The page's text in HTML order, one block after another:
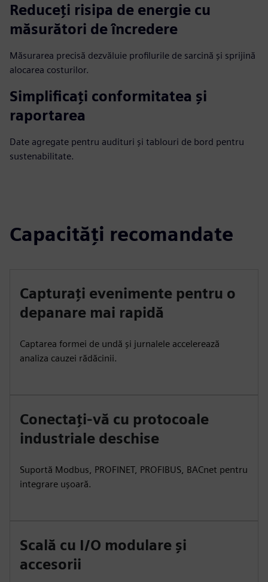
Reduceți risipa de energie cu
măsurători de încredere
Măsurarea precisă dezvăluie profilurile de sarcină și sprijină
alocarea costurilor.
Simplificați conformitatea și
raportarea
Date agregate pentru audituri și tablouri de bord pentru
sustenabilitate.
Capacități recomandate
Capturați evenimente pentru o
depanare mai rapidă
Captarea formei de undă și jurnalele accelerează
analiza cauzei rădăcinii.
Conectați-vă cu protocoale
industriale deschise
Suportă Modbus, PROFINET, PROFIBUS, BACnet pentru
integrare ușoară.
Scală cu I/O modulare și
accesorii